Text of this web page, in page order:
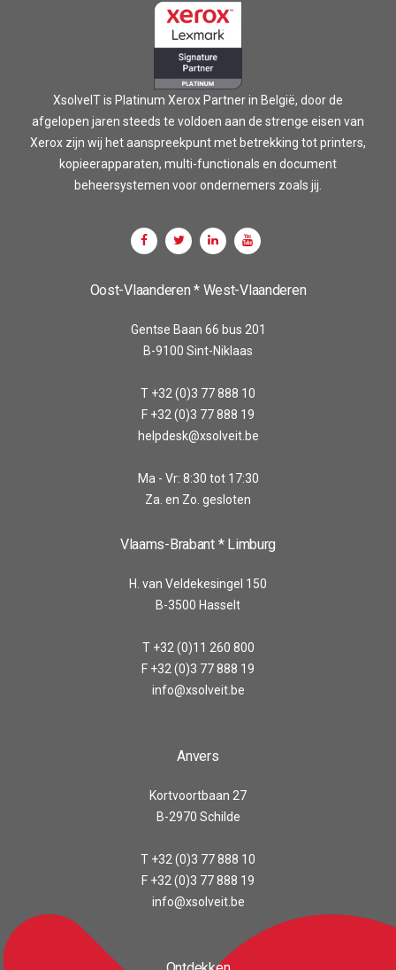
XsolveIT is Platinum Xerox Partner in België, door de
afgelopen jaren steeds te voldoen aan de strenge eisen van
Xerox zijn wij het aanspreekpunt met betrekking tot printers,
kopieerapparaten, multi-functionals en document
beheersystemen voor ondernemers zoals jij.
Oost-Vlaanderen * West-Vlaanderen
Gentse Baan 66 bus 201
B-9100 Sint-Niklaas
T +32 (0)3 77 888 10
F +32 (0)3 77 888 19
helpdesk@xsolveit.be
Ma - Vr: 8:30 tot 17:30
Za. en Zo. gesloten
Vlaams-Brabant * Limburg
H. van Veldekesingel 150
B-3500 Hasselt
T +32 (0)11 260 800
F +32 (0)3 77 888 19
info@xsolveit.be
Anvers
Kortvoortbaan 27
B-2970 Schilde
T +32 (0)3 77 888 10
F +32 (0)3 77 888 19
info@xsolveit.be